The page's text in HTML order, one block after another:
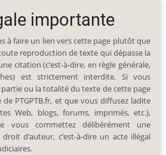
importante
à faire un lien vers cette page plutôt que
reproduction de texte qui dépasse la
citation (c’est-à-dire, en règle générale,
est strictement interdite. Si vous
ou la totalité du texte de cette page
de PTGPTB.fr, et que vous diffusez ladite
Web, blogs, forums, imprimés, etc.),
vous commettez délibérément une
d’auteur, c’est-à-dire un acte illégal